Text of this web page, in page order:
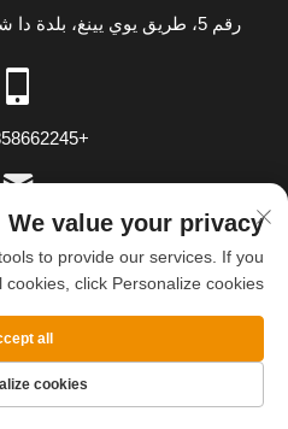
رقم 5، طريق يوي يينغ، بلدة دا شي، تايزهو، زهيجيانغ، الصين
+86-15858662245
[email protected]
حقوق النسخ محفوظة © شركة
المحدودة. جميع الحقوق
We value your privacy
to provide our services. If you
click Personalize cookies.
cookies
all